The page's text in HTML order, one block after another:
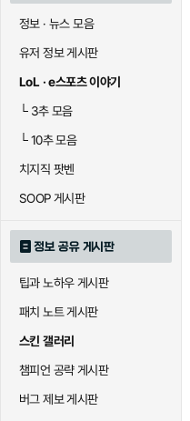
정보 · 뉴스 모음
유저 정보 게시판
LoL · e스포츠 이야기
└3추 모음
└10추 모음
치지직 팟벤
SOOP 게시판
정보 공유 게시판
팁과 노하우 게시판
패치 노트 게시판
스킨 갤러리
챔피언 공략 게시판
버그 제보 게시판